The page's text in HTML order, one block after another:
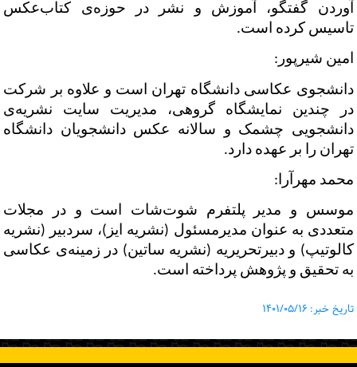
آوردن گفتگو، آموزش و نشر در حوزه‌ی کتاب‌عکس
تاسیس کرده است.
امین شیرپور:
دانشجوی عکاسی دانشگاه تهران است و علاوه بر شرکت
در چندین نمایشگاه گروهی، مدیریت سایت نشریه‌ی
دانشجویی چشمک و سالانه‌ عکس دانشجویان دانشگاه
تهران را بر عهده دارد.
محمد مهرآرا:
موسس و مدیر پلتفرم شوت‌شات است و در مجلات
متعددی به عنوان مدیرمسئول (نشریه ایز)، سردبیر (نشریه
کالوتیپ) و دبیرتحریریه (نشریه ساتین) در زمینه‌ی عکاسی
به تحقیق و پژوهش پرداخته است.
تاریخ خبر: ۱۴۰۱/۰۵/۱۶